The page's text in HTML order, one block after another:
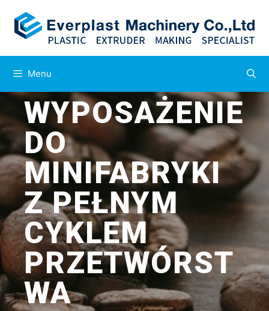
Menu
WYPOSAŻENIE
DO
MINIFABRYKI
Z PEŁNYM
CYKLEM
PRZETWÓRST
WA